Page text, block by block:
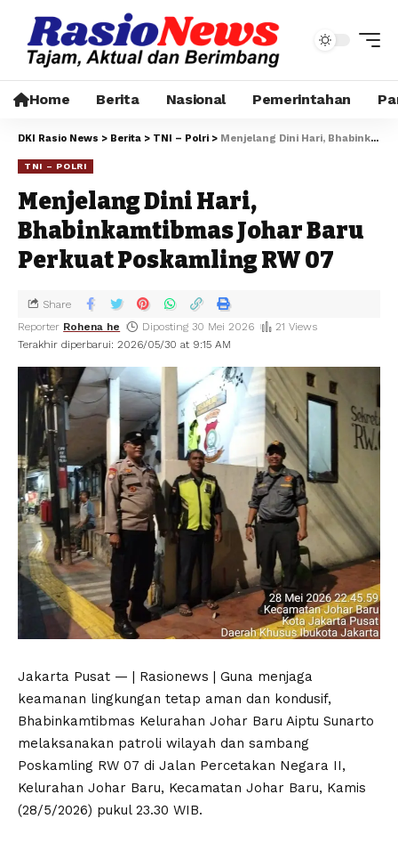
Home Berita Nasional Pemerintahan
DKI Rasio News > Berita > TNI – Polri > Menjelang Dini Hari, Bhabinkamtibmas Johar Baru Perkuat Poskamling RW 07
TNI – POLRI
Menjelang Dini Hari,
Bhabinkamtibmas Johar Baru
Perkuat Poskamling RW 07
Terakhir diperbarui: 2026/05/30 at 9:15 AM
Reporter Rohena he Diposting 30 Mei 2026 21 Views
Share
Jakarta Pusat — | Rasionews | Guna menjaga
keamanan lingkungan tetap aman dan kondusif,
Bhabinkamtibmas Kelurahan Johar Baru Aiptu Sunarto
melaksanakan patroli wilayah dan sambang
Poskamling RW 07 di Jalan Percetakan Negara II,
Kelurahan Johar Baru, Kecamatan Johar Baru, Kamis
(28/5/2026) pukul 23.30 WIB.